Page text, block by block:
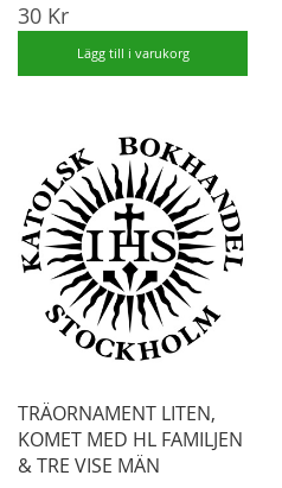
30 Kr
Lägg till i varukorg
TRÄORNAMENT LITEN,
KOMET MED HL FAMILJEN
& TRE VISE MÄN